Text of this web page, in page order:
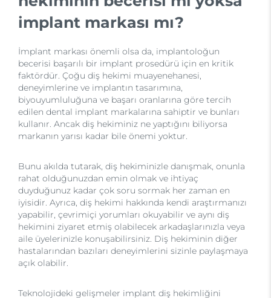
implant markası mı?
İmplant markası önemli olsa da, implantoloğun
becerisi başarılı bir implant prosedürü için en kritik
faktördür. Çoğu diş hekimi muayenehanesi,
deneyimlerine ve implantın tasarımına,
biyouyumluluğuna ve başarı oranlarına göre tercih
edilen dental implant markalarına sahiptir ve bunları
kullanır. Ancak diş hekiminiz ne yaptığını biliyorsa
markanın yarısı kadar bile önemi yoktur.
Bunu akılda tutarak, diş hekiminizle danışmak, onunla
rahat olduğunuzdan emin olmak ve ihtiyaç
duyduğunuz kadar çok soru sormak her zaman en
iyisidir. Ayrıca, diş hekimi hakkında kendi araştırmanızı
yapabilir, çevrimiçi yorumları okuyabilir ve aynı diş
hekimini ziyaret etmiş olabilecek arkadaşlarınızla veya
aile üyelerinizle konuşabilirsiniz. Diş hekiminin diğer
hastalarından bazıları deneyimlerini sizinle paylaşmaya
açık olabilir.
Teknolojideki gelişmeler implant diş hekimliğini